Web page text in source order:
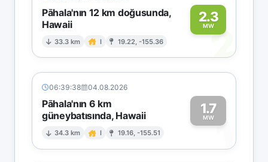
Pāhala'nın 12 km doğusunda,
Hawaii
33.3 km I 19.22, -155.36
2.3
MW2
06:39:38 04.08.2026
Pāhala'nın 6 km
güneybatısında, Hawaii
34.3 km I 19.16, -155.51
1.7
MW1